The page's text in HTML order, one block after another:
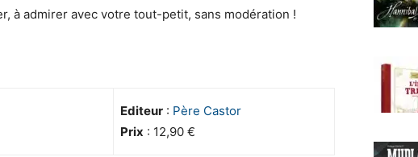
à admirer avec votre tout-petit, sans modération !
Editeur : Père Castor
Prix : 12,90 €